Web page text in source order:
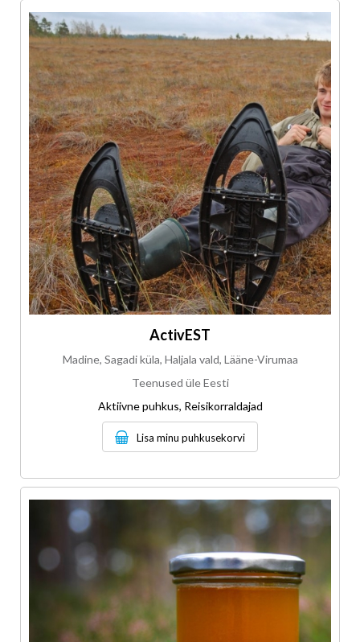
ActivEST
Madine, Sagadi küla, Haljala vald, Lääne-Virumaa
Teenused üle Eesti
Aktiivne puhkus, Reisikorraldajad
Lisa minu puhkusekorvi